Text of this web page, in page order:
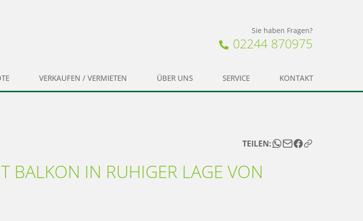
Sie haben Fragen?
02244 870975
VERKAUFEN / VERMIETEN ÜBER UNS SERVICE KONTAKT
TEILEN:
BALKON IN RUHIGER LAGE VON